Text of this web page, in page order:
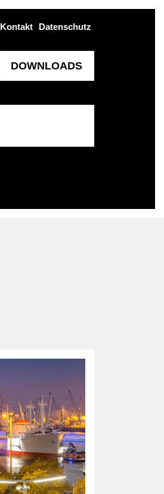
Kontakt Datenschutz
DOWNLOADS